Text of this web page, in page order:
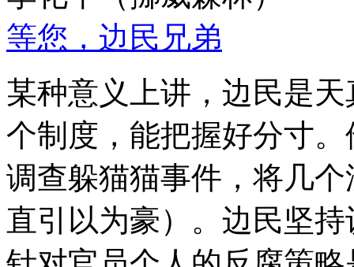
等您，边民兄弟
某种意义上讲，边民是
个制度，能把握好分寸
调查躲猫猫事件，将几
直引以为豪）。边民坚